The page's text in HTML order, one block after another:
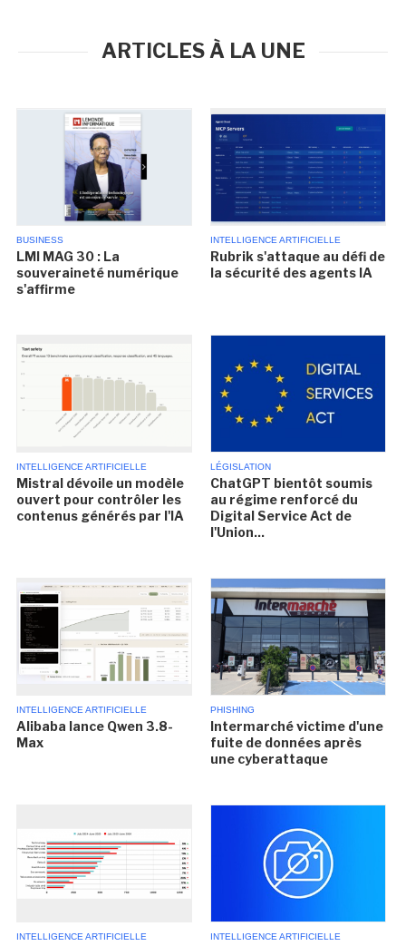
ARTICLES À LA UNE
BUSINESS
LMI MAG 30 : La
souveraineté numérique
s'affirme
INTELLIGENCE ARTIFICIELLE
Rubrik s'attaque au défi de
la sécurité des agents IA
INTELLIGENCE ARTIFICIELLE
Mistral dévoile un modèle
ouvert pour contrôler les
contenus générés par l'IA
LÉGISLATION
ChatGPT bientôt soumis
au régime renforcé du
Digital Service Act de
l'Union...
INTELLIGENCE ARTIFICIELLE
Alibaba lance Qwen 3.8-
Max
PHISHING
Intermarché victime d'une
fuite de données après
une cyberattaque
INTELLIGENCE ARTIFICIELLE INTELLIGENCE ARTIFICIELLE